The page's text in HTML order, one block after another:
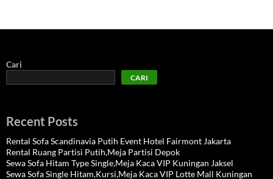
Cari
CARI
Recent Posts
Rental Sofa Scandinavia Putih Event Hotel Fairmont Jakarta
Rental Ruang Partisi Putih,Meja Partisi Depok
Sewa Sofa Hitam Type Single,Meja Kaca VIP Kuningan Jaksel
Sewa Sofa Single Hitam,Kursi,Meja Kaca VIP Lotte Mall Kuningan